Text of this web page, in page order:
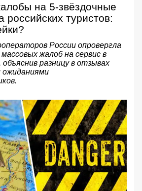
на 5-звёздочные
российских туристов:
России опровергла
жалоб на сервис в
разницу в отзывах
ожиданиями